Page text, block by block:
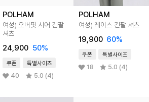
POLHAM
여성) 오버핏 시어 긴팔
셔츠
24,900 50%
쿠폰 특별사이즈
40 5.0 (4)
POLHAM
여성) 레이스 긴팔 셔츠
19,900 60%
쿠폰 특별사이즈
18 5.0 (4)